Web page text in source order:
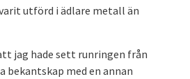
utförd i ädlare metall än
jag hade sett runringen från
bekantskap med en annan